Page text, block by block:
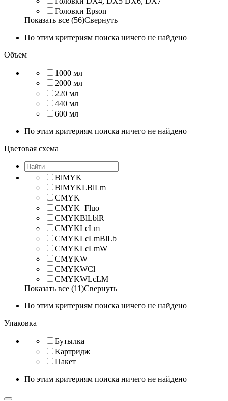
Головки Epson
Показать все (56)Свернуть
По этим критериям поиска ничего не найдено
Объем
1000 мл
2000 мл
220 мл
440 мл
600 мл
По этим критериям поиска ничего не найдено
Цветовая схема
BlMYK
BlMYKLBlLm
CMYK
CMYK+Fluo
CMYKBlLblR
CMYKLcLm
CMYKLcLmBlLb
CMYKLcLmW
CMYKW
CMYKWCl
CMYKWLcLM
Показать все (11)Свернуть
По этим критериям поиска ничего не найдено
Упаковка
Бутылка
Картридж
Пакет
По этим критериям поиска ничего не найдено